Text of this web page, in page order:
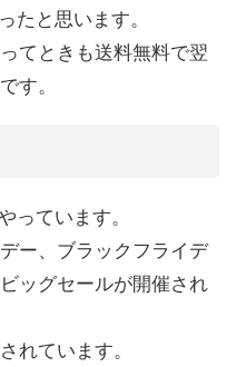
たと思います。
てときも送料無料で翌
す。
っています。
ー、ブラックフライデ
ッグセールが開催され
れています。